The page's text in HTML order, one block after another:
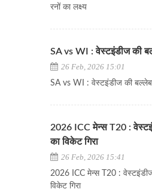
रनों का लक्ष्य
SA vs WI : वेस्टइंडीज की
26 Feb, 2026 15:01
SA vs WI : वेस्टइंडीज की
2026 ICC मेन्स T20 :
का विकेट गिरा
26 Feb, 2026 15:41
2026 ICC मेन्स T20 :
विकेट गिरा